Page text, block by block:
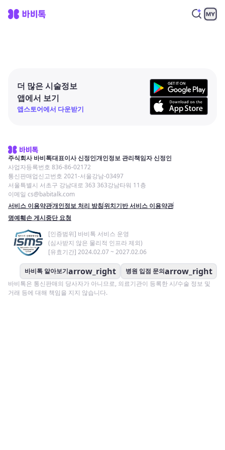
더 많은 시술정보
앱에서 보기
앱스토어에서 다운받기
주식회사 바비톡대표이사 신정인개인정보 관리책임자 신정인
사업자등록번호 836-86-02172
통신판매업신고번호 2021-서울강남-03497
서울특별시 서초구 강남대로 363 363강남타워 11층
이메일 cs@babitalk.com
서비스 이용약관개인정보 처리 방침위치기반 서비스 이용약관
명예훼손 게시중단 요청
[인증범위] 바비톡 서비스 운영
(심사받지 않은 물리적 인프라 제외)
[유효기간] 2024.02.07 ~ 2027.02.06
바비톡 알아보기arrow_right 병원 입점 문의arrow_right
바비톡은 통신판매의 당사자가 아니므로, 의료기관이 등록한 시/수술 정보 및
거래 등에 대해 책임을 지지 않습니다.